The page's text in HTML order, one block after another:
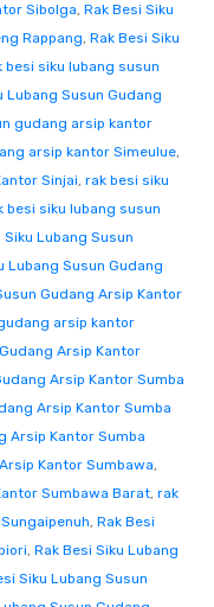
Sibolga, Rak Besi Siku
Rappang, Rak Besi Siku
besi siku lubang susun
Lubang Susun Gudang
gudang arsip kantor
arsip kantor Simeulue,
Sinjai, rak besi siku
besi siku lubang susun
Siku Lubang Susun
Lubang Susun Gudang
Gudang Arsip Kantor
arsip kantor
Arsip Kantor
Arsip Kantor Sumba
Arsip Kantor Sumba
Arsip Kantor Sumba
Kantor Sumbawa,
Sumbawa Barat, rak
, Rak Besi
, Rak Besi Siku Lubang
Siku Lubang Susun